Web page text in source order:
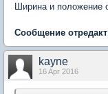
Ширина и положение
Сообщение
kayne
16 Apr 2016